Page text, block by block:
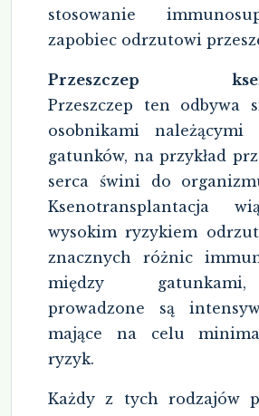
stosowanie
zapobiec odrzutowi
Przeszczep
Przeszczep ten odbywa
osobnikami
gatunków, na przykład
serca świni do
Ksenotransplantacja
wysokim ryzykiem
znacznych różnic
między
prowadzone są
mające na celu
ryzyk.
Każdy z tych rodzajów